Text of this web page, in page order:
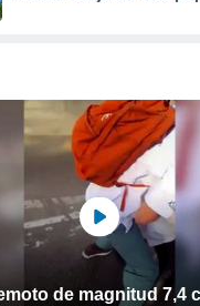
de magnitud 7,4